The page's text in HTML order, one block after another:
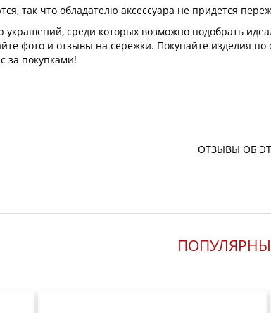
так что обладателю аксессуара не придется
среди которых возможно подобрать
фото и отзывы на сережки. Покупайте изделия
за покупками!
ОТЗЫВЫ ОБ